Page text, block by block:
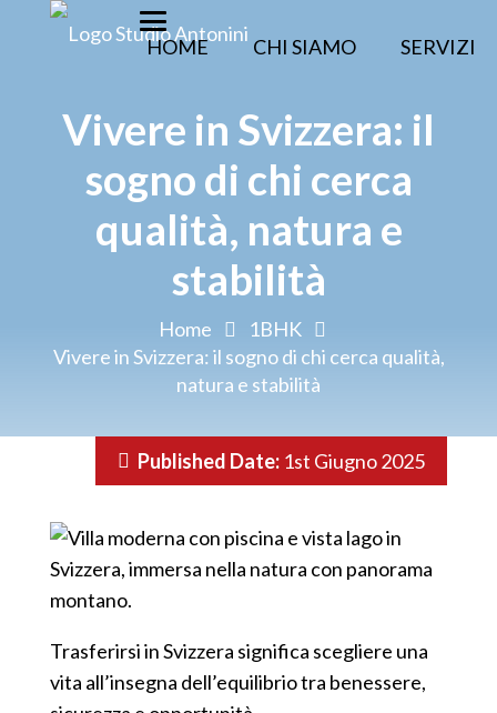
HOME CHI SIAMO SERVIZI
Vivere in Svizzera: il
sogno di chi cerca
qualità, natura e
stabilità
Home
1BHK
Vivere in Svizzera: il sogno di chi cerca qualità,
natura e stabilità
Published Date: 1st Giugno 2025
Trasferirsi in Svizzera significa scegliere una
vita all’insegna dell’equilibrio tra benessere,